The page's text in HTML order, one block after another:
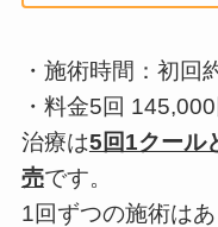
・施術時間：初
・料金5回 145,000
治療は5回1クール
売です。
1回ずつの施術はあ